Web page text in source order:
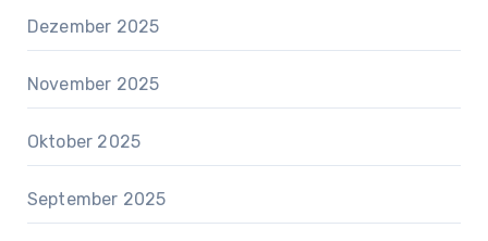
Dezember 2025
November 2025
Oktober 2025
September 2025